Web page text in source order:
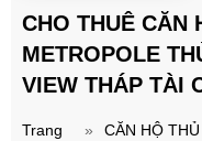
CHO THUÊ CĂN
METROPOLE
VIEW THÁP TÀI
Trang
»
CĂN HỘ